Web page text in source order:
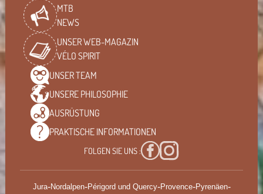
MTB
NEWS
UNSER WEB-MAGAZIN
VÉLO SPIRIT
UNSERTEAM
UNSERE PHILOSOPHIE
AUSRÜSTUNG
PRAKTISCHE INFORMATIONEN
FOLGEN SIE UNS :
Jura-Nordalpen-Périgord und Quercy-Provence-Pyrenäen-